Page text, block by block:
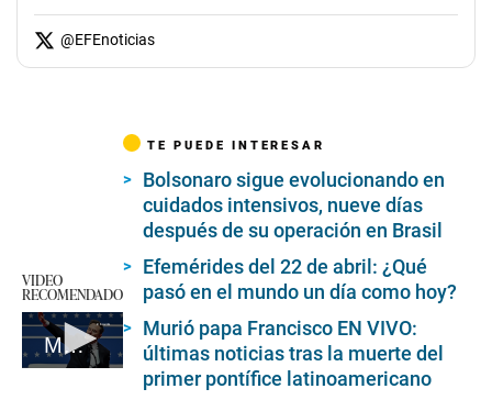
@EFEnoticias
VIDEO
RECOMENDADO
Musk genera polémica
TE PUEDE INTERESAR
Bolsonaro sigue evolucionando en
cuidados intensivos, nueve días
después de su operación en Brasil
Efemérides del 22 de abril: ¿Qué
pasó en el mundo un día como hoy?
Murió papa Francisco EN VIVO:
últimas noticias tras la muerte del
primer pontífice latinoamericano